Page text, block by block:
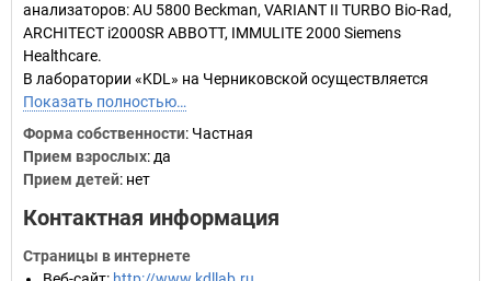
анализаторов: AU 5800 Beckman, VARIANT II TURBO Bio-Rad,
ARCHITECT i2000SR ABBOTT, IMMULITE 2000 Siemens
Healthcare.
В лаборатории «KDL» на Черниковской осуществляется
Показать полностью…
Форма собственности: Частная
Прием взрослых: да
Прием детей: нет
Контактная информация
Страницы в интернете